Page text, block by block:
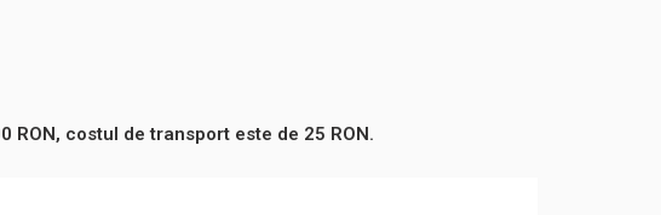
costul de transport este de 25 RON.